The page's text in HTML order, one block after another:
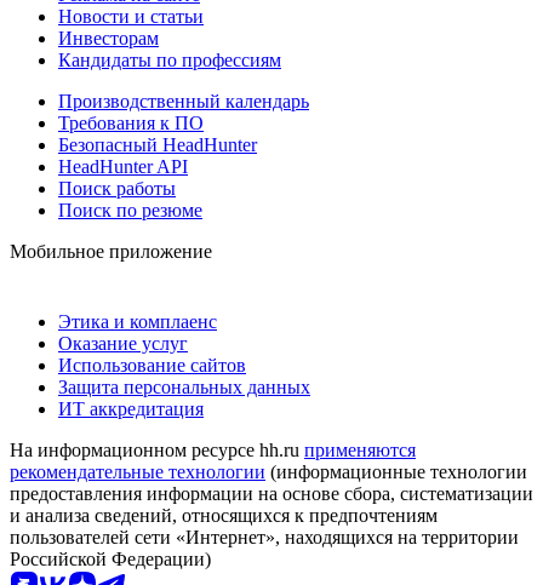
Новости и статьи
Инвесторам
Кандидаты по профессиям
Производственный календарь
Требования к ПО
Безопасный HeadHunter
HeadHunter API
Поиск работы
Поиск по резюме
Мобильное приложение
Этика и комплаенс
Оказание услуг
Использование сайтов
Защита персональных данных
ИТ аккредитация
На информационном ресурсе hh.ru применяются
рекомендательные технологии (информационные технологии
предоставления информации на основе сбора, систематизации
и анализа сведений, относящихся к предпочтениям
пользователей сети «Интернет», находящихся на территории
Российской Федерации)